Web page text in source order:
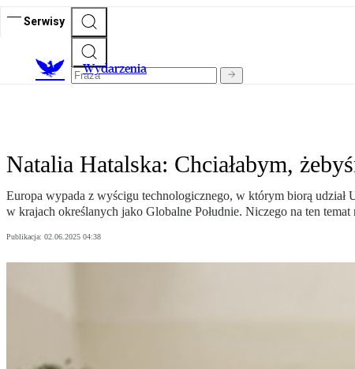
Serwisy
Wydarzenia
Natalia Hatalska: Chciałabym,
Europa wypada z wyścigu technologicznego, w którym biorą udział
w krajach określanych jako Globalne Południe. Niczego na ten
Publikacja: 02.06.2025 04:38